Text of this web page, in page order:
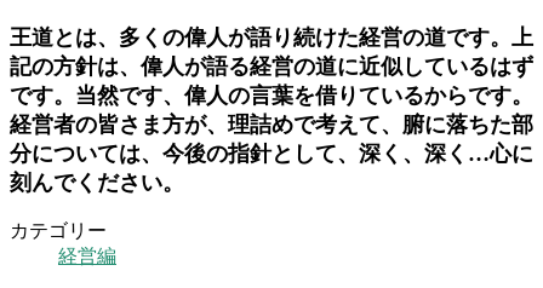
王道とは、多くの偉人が語り続けた経営の道です。上
記の方針は、偉人が語る経営の道に近似しているはず
です。当然です、偉人の言葉を借りているからです。
経営者の皆さま方が、理詰めで考えて、腑に落ちた部
分については、今後の指針として、深く、深く…心に
刻んでください。
カテゴリー
経営編